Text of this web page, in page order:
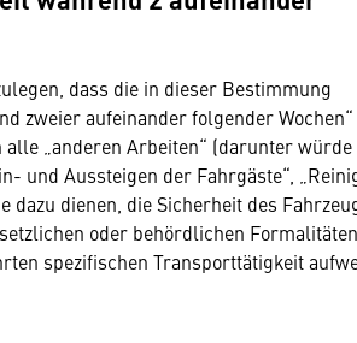
dass die in dieser Bestimmung
zweier aufeinander folgender
„anderen Arbeiten“ (darunter würde
und Aussteigen der Fahrgäste“,
dazu dienen, die Sicherheit des
oder behördlichen
spezifischen Transporttätigkeit